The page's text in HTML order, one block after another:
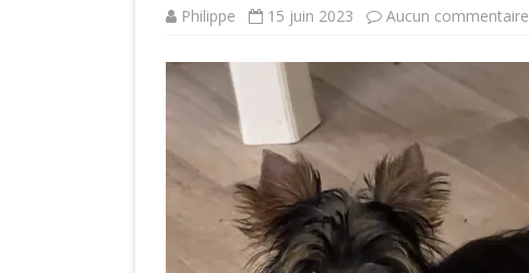
Philippe 15 juin 2023 Aucun commentaire